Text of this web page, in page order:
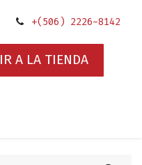
+(506) 2226-8142
IR A LA TIENDA